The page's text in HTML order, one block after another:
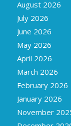
August 2026
July 2026
June 2026
May 2026
April 2026
March 2026
February 2026
January 2026
November